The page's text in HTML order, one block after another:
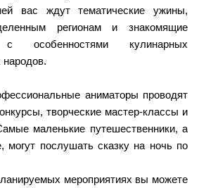
вас ждут тематические ужины,
регионам и знакомящие
с особенностями кулинарных
народов.
аниматоры проводят
творческие мастер-классы и
маленькие путешественники, а
послушать сказку на ночь по
мероприятиях вы можете